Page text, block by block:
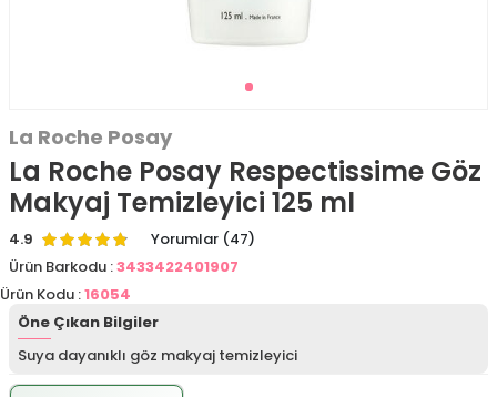
La Roche Posay
La Roche Posay Respectissime Göz
Makyaj Temizleyici 125 ml
4.9
Yorumlar (47)
Ürün Barkodu :3433422401907
Ürün Kodu :16054
Öne Çıkan Bilgiler
Suya dayanıklı göz makyaj temizleyici